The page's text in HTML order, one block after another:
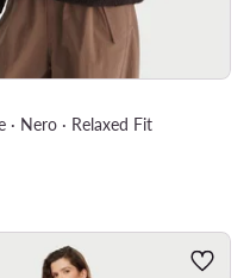
· Nero · Relaxed Fit